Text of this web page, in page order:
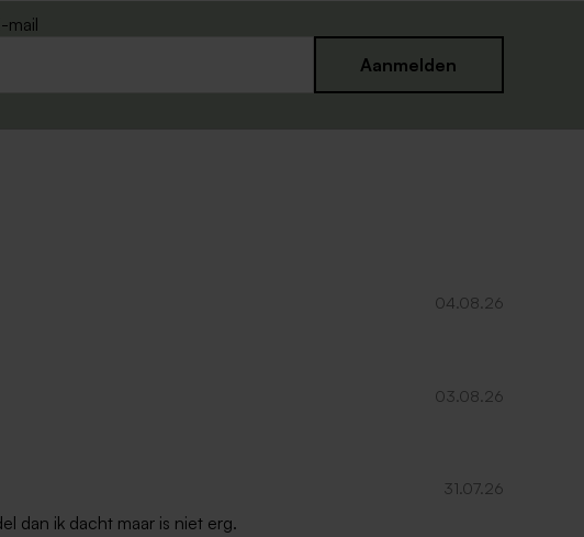
mail
Aanmelden
04.08.26
03.08.26
31.07.26
dan ik dacht maar is niet erg.